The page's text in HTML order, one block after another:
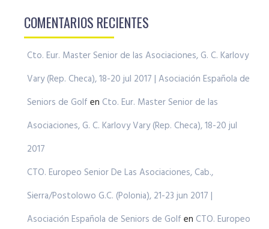
COMENTARIOS RECIENTES
Cto. Eur. Master Senior de las Asociaciones, G. C. Karlovy
Vary (Rep. Checa), 18-20 jul 2017 | Asociación Española de
Seniors de Golf en Cto. Eur. Master Senior de las
Asociaciones, G. C. Karlovy Vary (Rep. Checa), 18-20 jul
2017
CTO. Europeo Senior De Las Asociaciones, Cab.,
Sierra/Postolowo G.C. (Polonia), 21-23 jun 2017 |
Asociación Española de Seniors de Golf en CTO. Europeo